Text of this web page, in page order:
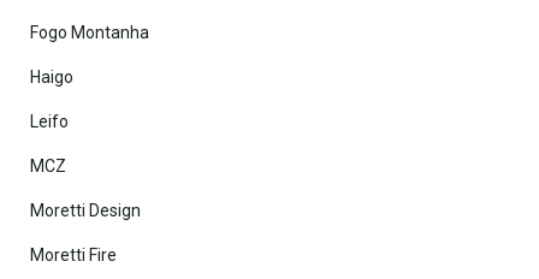
Fogo Montanha
Haigo
Leifo
MCZ
Moretti Design
Moretti Fire